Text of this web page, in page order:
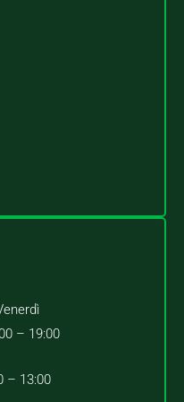
al Venerdì
– 19:00
– 13:00